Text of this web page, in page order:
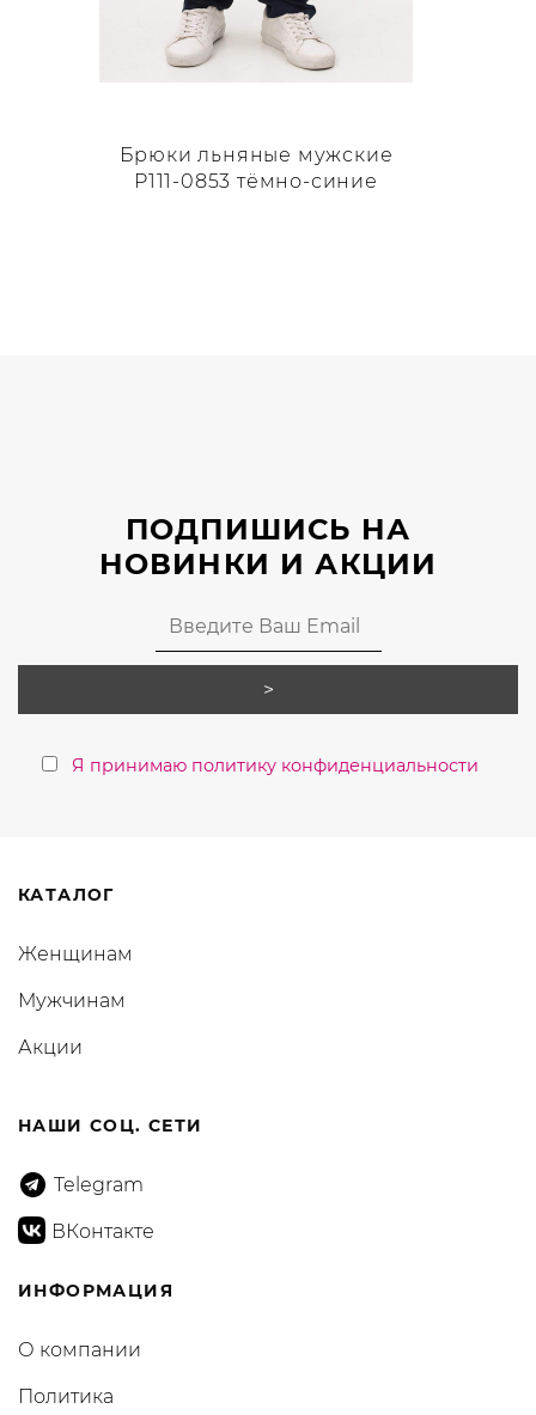
Брюки льняные мужские
P111-0853 тёмно-синие
товара.
ПОДПИШИСЬ НА
НОВИНКИ И АКЦИИ
Я принимаю политику конфиденциальности
КАТАЛОГ
Женщинам
Мужчинам
Акции
НАШИ СОЦ. СЕТИ
Telegram
ВКонтакте
ИНФОРМАЦИЯ
О компании
Политика